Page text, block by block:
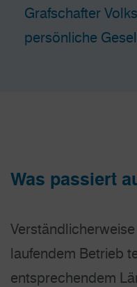
Grafschafter
persönliche
Was passiert
laufendem Betrieb
entsprechendem